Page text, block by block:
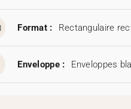
Format : Rectangulaire
Enveloppe : Enveloppes